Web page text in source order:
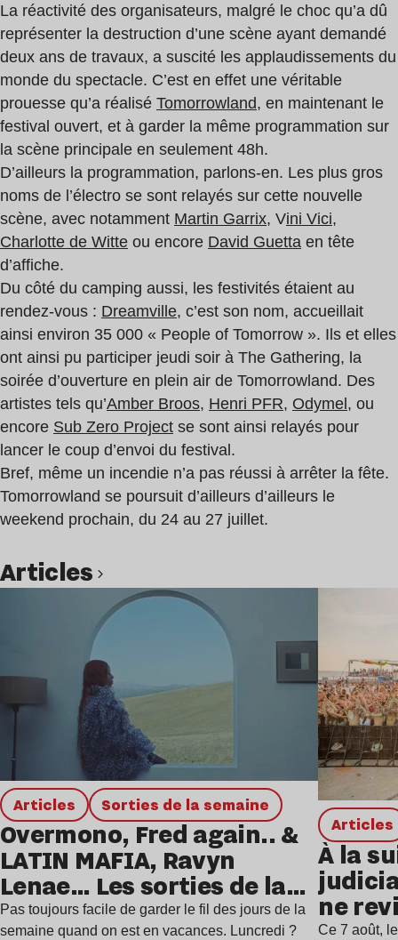
La réactivité des organisateurs, malgré le choc qu’a dû
représenter la destruction d’une scène ayant demandé
deux ans de travaux, a suscité les applaudissements du
monde du spectacle. C’est en effet une véritable
prouesse qu’a réalisé Tomorrowland, en maintenant le
festival ouvert, et à garder la même programmation sur
la scène principale en seulement 48h.
D’ailleurs la programmation, parlons-en. Les plus gros
noms de l’électro se sont relayés sur cette nouvelle
scène, avec notamment Martin Garrix, Vini Vici,
Charlotte de Witte ou encore David Guetta en tête
d’affiche.
Du côté du camping aussi, les festivités étaient au
rendez-vous : Dreamville, c’est son nom, accueillait
ainsi environ 35 000 « People of Tomorrow ». Ils et elles
ont ainsi pu participer jeudi soir à The Gathering, la
soirée d’ouverture en plein air de Tomorrowland. Des
artistes tels qu’Amber Broos, Henri PFR, Odymel, ou
encore Sub Zero Project se sont ainsi relayés pour
lancer le coup d’envoi du festival.
Bref, même un incendie n’a pas réussi à arrêter la fête.
Tomorrowland se poursuit d’ailleurs d’ailleurs le
weekend prochain, du 24 au 27 juillet.
Articles
Articles Sorties de la semaine
Overmono, Fred again.. &
LATIN MAFIA, Ravyn
Lenae… Les sorties de la
semaine
Pas toujours facile de garder le fil des jours de la
semaine quand on est en vacances. Luncredi ?
Articles
À la
ne
Ce 7 août,